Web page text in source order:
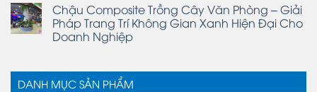
Chậu Composite Trồng Cây Văn Phòng – Giải
Pháp Trang Trí Không Gian Xanh Hiện Đại Cho
Doanh Nghiệp
DANH MỤC SẢN PHẨM